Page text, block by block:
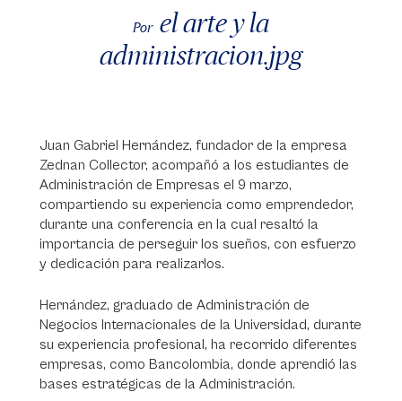
Por el arte y la
administracion.jpg
Juan Gabriel Hernández, fundador de la empresa
Zednan Collector, acompañó a los estudiantes de
Administración de Empresas el 9 marzo,
compartiendo su experiencia como emprendedor,
durante una conferencia en la cual resaltó la
importancia de perseguir los sueños, con esfuerzo
y dedicación para realizarlos.
Hernández, graduado de Administración de
Negocios Internacionales de la Universidad, durante
su experiencia profesional, ha recorrido diferentes
empresas, como Bancolombia, donde aprendió las
bases estratégicas de la Administración.